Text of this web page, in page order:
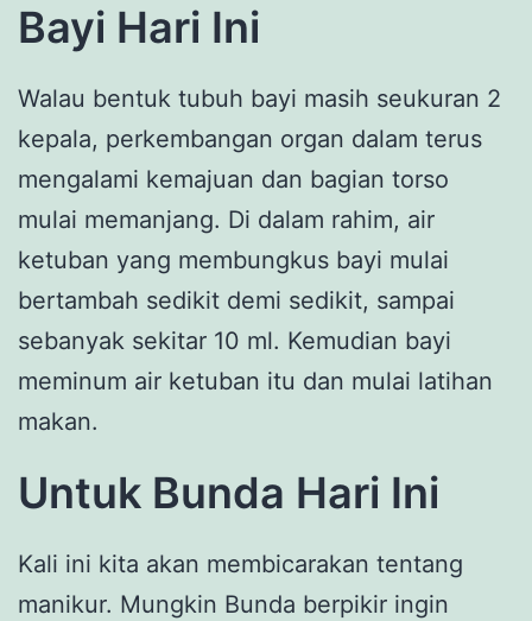
Bayi Hari Ini
Walau bentuk tubuh bayi masih seukuran 2
kepala, perkembangan organ dalam terus
mengalami kemajuan dan bagian torso
mulai memanjang. Di dalam rahim, air
ketuban yang membungkus bayi mulai
bertambah sedikit demi sedikit, sampai
sebanyak sekitar 10 ml. Kemudian bayi
meminum air ketuban itu dan mulai latihan
makan.
Untuk Bunda Hari Ini
Kali ini kita akan membicarakan tentang
manikur. Mungkin Bunda berpikir ingin